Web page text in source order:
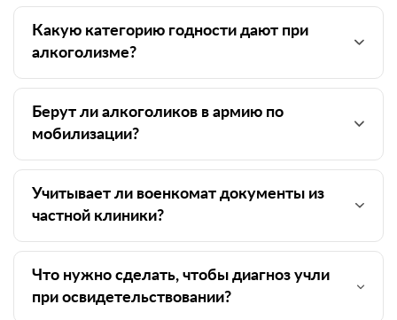
Какую категорию годности дают при
алкоголизме?
Берут ли алкоголиков в армию по
мобилизации?
Учитывает ли военкомат документы из
частной клиники?
Что нужно сделать, чтобы диагноз учли
при освидетельствовании?